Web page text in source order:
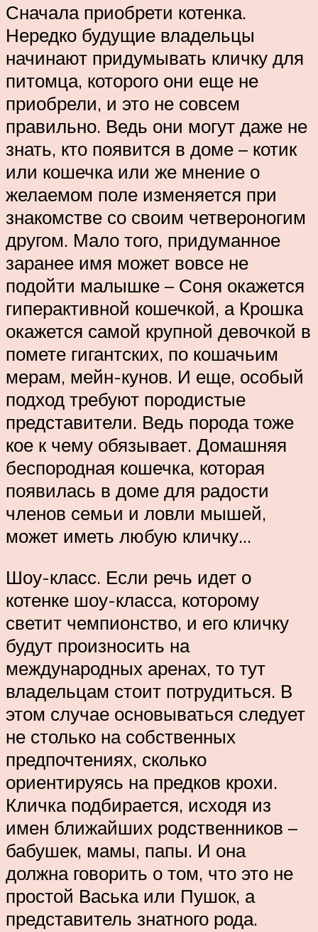
Сначала приобрети котенка.
Нередко будущие владельцы
начинают придумывать кличку для
питомца, которого они еще не
приобрели, и это не совсем
правильно. Ведь они могут даже не
знать, кто появится в доме – котик
или кошечка или же мнение о
желаемом поле изменяется при
знакомстве со своим четвероногим
другом. Мало того, придуманное
заранее имя может вовсе не
подойти малышке – Соня окажется
гиперактивной кошечкой, а Крошка
окажется самой крупной девочкой в
помете гигантских, по кошачьим
мерам, мейн-кунов. И еще, особый
подход требуют породистые
представители. Ведь порода тоже
кое к чему обязывает. Домашняя
беспородная кошечка, которая
появилась в доме для радости
членов семьи и ловли мышей,
может иметь любую кличку…
Шоу-класс. Если речь идет о
котенке шоу-класса, которому
светит чемпионство, и его кличку
будут произносить на
международных аренах, то тут
владельцам стоит потрудиться. В
этом случае основываться следует
не столько на собственных
предпочтениях, сколько
ориентируясь на предков крохи.
Кличка подбирается, исходя из
имен ближайших родственников –
бабушек, мамы, папы. И она
должна говорить о том, что это не
простой Васька или Пушок, а
представитель знатного рода.